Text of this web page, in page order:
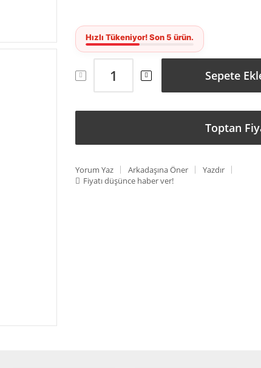
Sepete
Toptan
Yorum Yaz Arkadaşına Öner
Yazdır
Fiyatı düşünce haber ver!